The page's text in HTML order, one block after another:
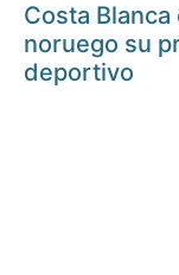
Costa
noruego su
deportivo